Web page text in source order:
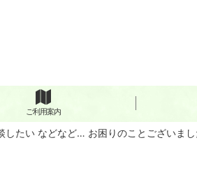
ご利用案内
い などなど… お困りのことございまし